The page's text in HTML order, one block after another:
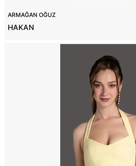
ARMAĞAN OĞUZ
HAKAN